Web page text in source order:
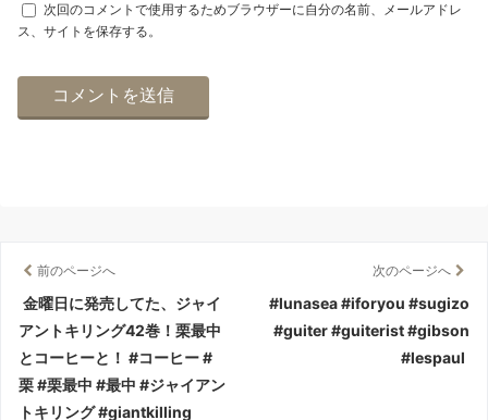
次回のコメントで使用するためブラウザーに自分の名前、メールアドレ
ス、サイトを保存する。
前のページへ
金曜日に発売してた、ジャイ
アントキリング42巻！栗最中
とコーヒーと！ #コーヒー #
栗 #栗最中 #最中 #ジャイアン
トキリング #giantkilling
次のページへ
#lunasea #iforyou #sugizo
#guiter #guiterist #gibson
#lespaul